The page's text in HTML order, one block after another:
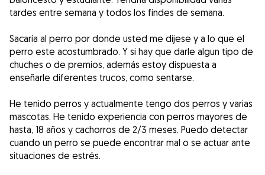
tardes entre semana y todos los findes de semana.
Sacaría al perro por donde usted me dijese y a lo que el
perro este acostumbrado. Y si hay que darle algun tipo de
chuches o de premios, además estoy dispuesta a
enseñarle diferentes trucos, como sentarse.
He tenido perros y actualmente tengo dos perros y varias
mascotas. He tenido experiencia con perros mayores de
hasta, 18 años y cachorros de 2/3 meses. Puedo detectar
cuando un perro se puede encontrar mal o se actuar ante
situaciones de estrés.